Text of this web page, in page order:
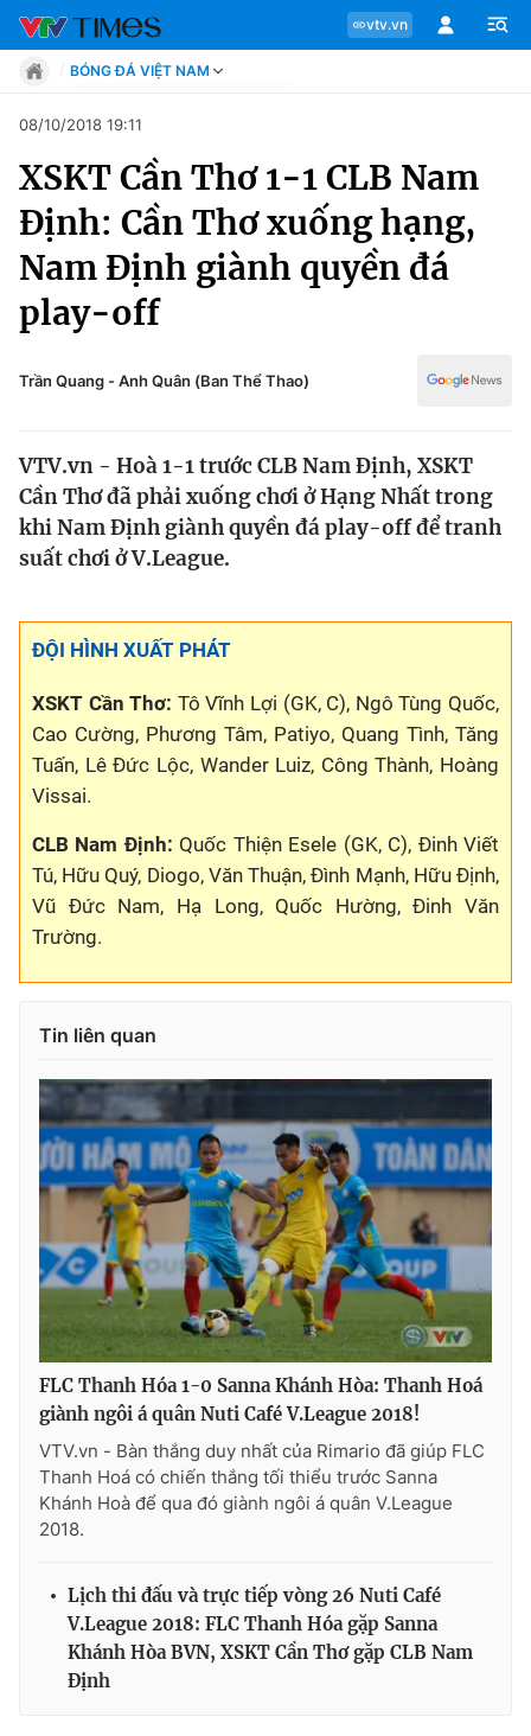
vtv.vn
Chuyên mục
Tin tức
Move
Phong cách
Sự kiện
Thể thao Điện tử
Các môn khác
VIDEO
Bên lề
BÓNG ĐÁ VIỆT NAM
Move
Phong cách
Chân dung
Sự kiện
Bóng đá
Thể thao điện tử
Các môn khác
Bên lề
08/10/2018 19:11
XSKT Cần Thơ 1-1 CLB Nam
Định: Cần Thơ xuống hạng,
Nam Định giành quyền đá
play-off
Trần Quang - Anh Quân (Ban Thể Thao)
VTV.vn - Hoà 1-1 trước CLB Nam Định, XSKT
Cần Thơ đã phải xuống chơi ở Hạng Nhất trong
khi Nam Định giành quyền đá play-off để tranh
suất chơi ở V.League.
ĐỘI HÌNH XUẤT PHÁT
XSKT Cần Thơ: Tô Vĩnh Lợi (GK, C), Ngô Tùng Quốc,
Cao Cường, Phương Tâm, Patiyo, Quang Tình, Tăng
Tuấn, Lê Đức Lộc, Wander Luiz, Công Thành, Hoàng
Vissai.
CLB Nam Định: Quốc Thiện Esele (GK, C), Đinh Viết
Tú, Hữu Quý, Diogo, Văn Thuận, Đình Mạnh, Hữu Định,
Vũ Đức Nam, Hạ Long, Quốc Hường, Đinh Văn
Trường.
Tin liên quan
FLC Thanh Hóa 1-0 Sanna Khánh Hòa: Thanh Hoá
giành ngôi á quân Nuti Café V.League 2018!
VTV.vn - Bàn thắng duy nhất của Rimario đã giúp FLC
Thanh Hoá có chiến thắng tối thiểu trước Sanna
Khánh Hoà để qua đó giành ngôi á quân V.League
2018.
Lịch thi đấu và trực tiếp vòng 26 Nuti Café
V.League 2018: FLC Thanh Hóa gặp Sanna
Khánh Hòa BVN, XSKT Cần Thơ gặp CLB Nam
Định